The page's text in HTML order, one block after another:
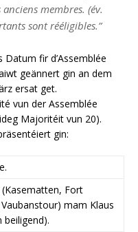
membres. (év.
sont rééligibles.”
fir d’Assemblée
geännert gin an dem
ersat get.
vun der Assemblée
Majoritéit vun 20).
gin:
Fort
mam Klaus
beiligend).